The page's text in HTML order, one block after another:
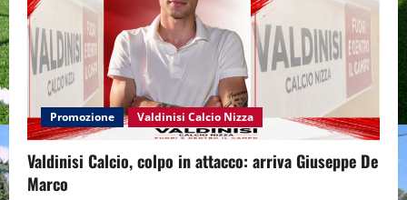
Promozione Valdinisi Calcio Nizza
Valdinisi Calcio, colpo in attacco: arriva Giuseppe De
Marco